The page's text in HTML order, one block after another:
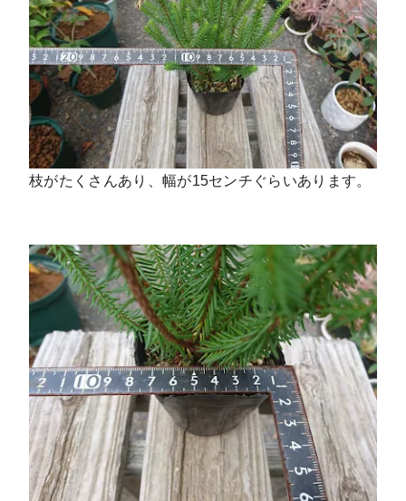
枝がたくさんあり、幅が15センチぐらいあります。